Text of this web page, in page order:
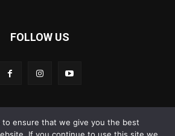
FOLLOW US
right reserved
to ensure that we give you the best